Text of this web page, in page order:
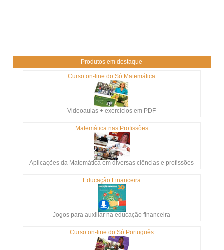
Produtos em destaque
Curso on-line do Só Matemática
Videoaulas + exercícios em PDF
Matemática nas Profissões
Aplicações da Matemática em diversas ciências e profissões
Educação Financeira
Jogos para auxiliar na educação financeira
Curso on-line do Só Português